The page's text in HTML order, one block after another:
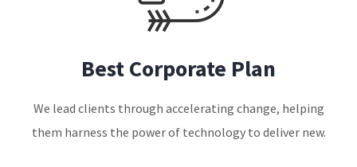
Best Corporate Plan
We lead clients through accelerating change, helping
them harness the power of technology to deliver new.